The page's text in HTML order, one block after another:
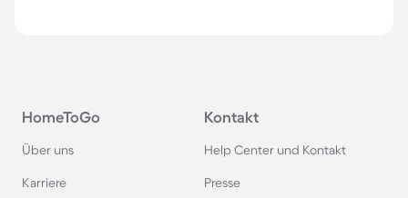
HomeToGo
Über uns
Karriere
Kontakt
Help Center und Kontakt
Presse